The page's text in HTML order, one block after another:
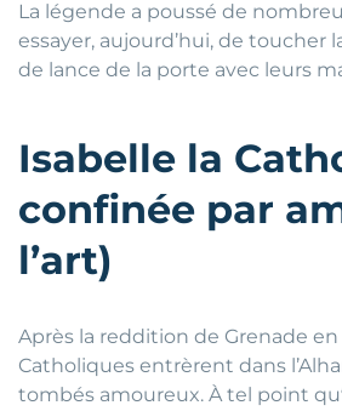
La légende a poussé de
essayer, aujourd’hui, de toucher
de lance de la porte avec leurs
Isabelle la
confinée par
l’art)
Après la reddition de Grenade en
Catholiques entrèrent dans
tombés amoureux. À tel point qu